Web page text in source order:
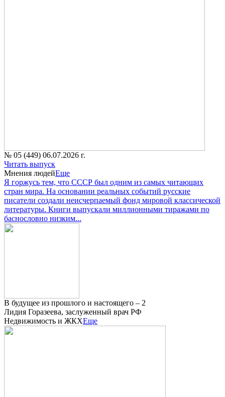
№ 05 (449) 06.07.2026 г.
Читать выпуск
Мнения людейЕще
Я горжусь тем, что СССР был одним из самых читающих
стран мира. На основании реальных событий русские
писатели создали неисчерпаемый фонд мировой классической
литературы. Книги выпускали миллионными тиражами по
баснословно низким...
В будущее из прошлого и настоящего – 2
Лидия Горазеева, заслуженный врач РФ
Недвижимость и ЖКХЕще